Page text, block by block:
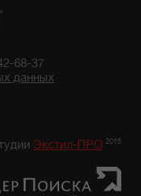
68-37
данных
Экстил-ПРО 2015